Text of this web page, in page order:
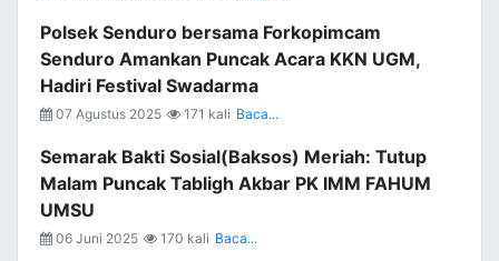
Polsek Senduro bersama Forkopimcam
Senduro Amankan Puncak Acara KKN UGM,
Hadiri Festival Swadarma
07 Agustus 2025 171 kali Baca...
Semarak Bakti Sosial(Baksos) Meriah: Tutup
Malam Puncak Tabligh Akbar PK IMM FAHUM
UMSU
06 Juni 2025 170 kali Baca...